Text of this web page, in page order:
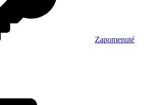
Zapomenuté